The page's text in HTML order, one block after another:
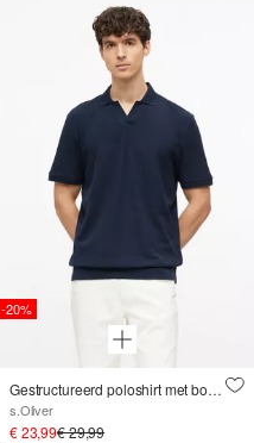
-20%
Gestructureerd poloshirt met boorden
s.Oliver
€ 23,99€ 29,99